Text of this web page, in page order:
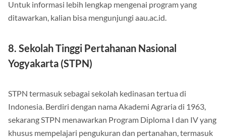
Untuk informasi lebih lengkap mengenai program yang
ditawarkan, kalian bisa mengunjungi aau.ac.id.
8. Sekolah Tinggi Pertahanan Nasional
Yogyakarta (STPN)
STPN termasuk sebagai sekolah kedinasan tertua di
Indonesia. Berdiri dengan nama Akademi Agraria di 1963,
sekarang STPN menawarkan Program Diploma I dan IV yang
khusus mempelajari pengukuran dan pertanahan, termasuk